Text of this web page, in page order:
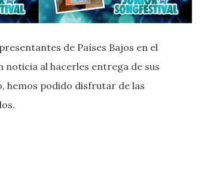
de Países Bajos en el
noticia al hacerles entrega de sus
hemos podido disfrutar de las